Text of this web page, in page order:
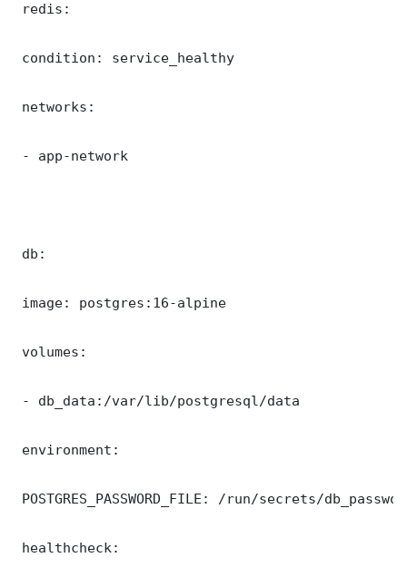
redis:
condition: service_healthy
networks:
- app-network
db:
image: postgres:16-alpine
volumes:
- db_data:/var/lib/postgresql/data
environment:
POSTGRES_PASSWORD_FILE: /run/secrets/
healthcheck: